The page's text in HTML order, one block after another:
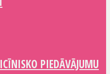
PIEDĀVĀJUMU